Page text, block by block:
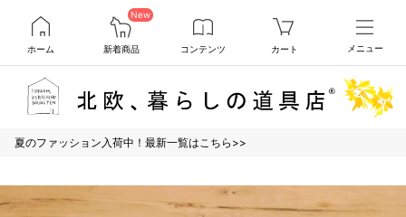
ホーム
New
新着商品 コンテンツ カート メニュー
夏のファッション入荷中！最新一覧はこちら>>